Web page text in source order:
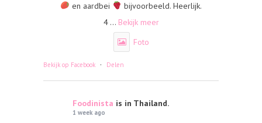
en aardbei
bijvoorbeeld. Heerlijk.
4 ... Bekijk meer
Foto
Bekijk op Facebook · Delen
Foodinista is in Thailand.
1 week ago